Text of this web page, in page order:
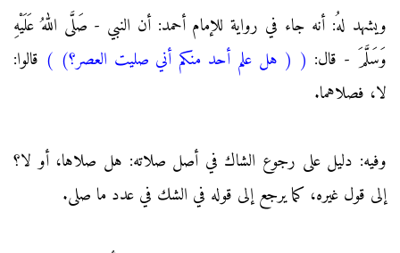
ويشهد لهُ: أنه جاء في رواية للإمام أحمد: أن النبي - صَلَّى اللهُ عَلَيْهِ
وَسَلَّمَ - قال: ( ( هل علم أحد منكم أني صليت العصر؟) ) قالوا:
لا، فصلاهما.
وفيه: دليل على رجوع الشاك في أصل صلاته: هل صلاها، أو لا؟
إلى قول غيره، كما يرجع إلى قوله في الشك في عدد ما صلى.